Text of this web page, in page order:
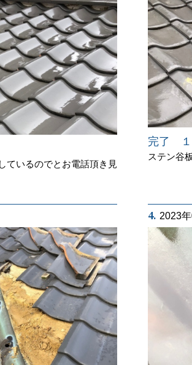
ているのでとお電話頂き見
完了 １
ステン谷
4. 2023